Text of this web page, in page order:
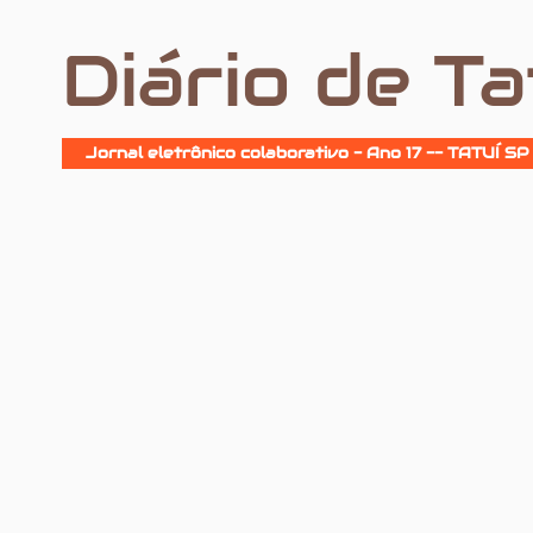
Diário de
Jornal eletrônico colaborativo - Ano 17 -- TATUÍ SP